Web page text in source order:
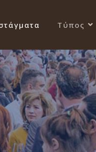
Τύπος